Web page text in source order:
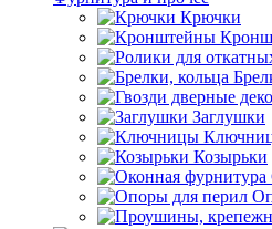
Крючки
Заглушки
Козырьки